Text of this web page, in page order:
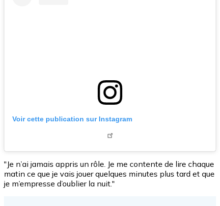
Voir cette publication sur Instagram
"Je n’ai jamais appris un rôle. Je me contente de lire chaque
matin ce que je vais jouer quelques minutes plus tard et que
je m’empresse d’oublier la nuit."